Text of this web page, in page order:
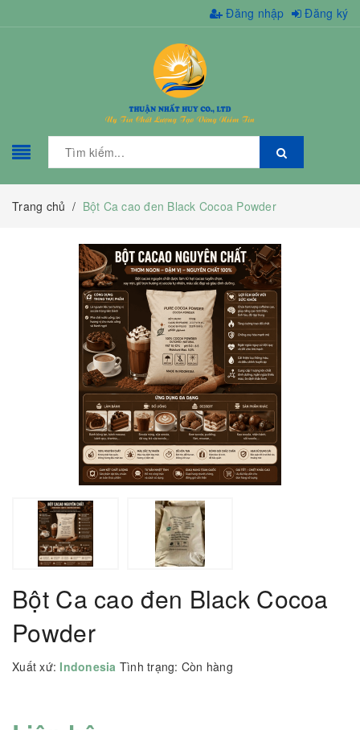
Đăng nhập Đăng ký
Trang chủ / Bột Ca cao đen Black Cocoa Powder
Bột Ca cao đen Black Cocoa
Powder
Xuất xứ: Indonesia Tình trạng: Còn hàng